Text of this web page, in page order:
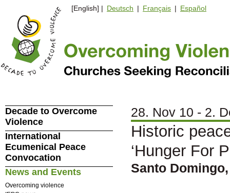
[English] | Deutsch | Français | Español
28. Nov 10 - 2.
Historic
‘Hunger For
Santo
Decade to Overcome
Violence
International
Ecumenical Peace
Convocation
News and Events
Overcoming violence